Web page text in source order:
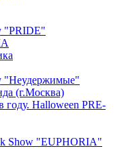
"PRIDE"
"Неудержимые"
(г.Москва)
Halloween PRE-
Show "EUPHORIA"